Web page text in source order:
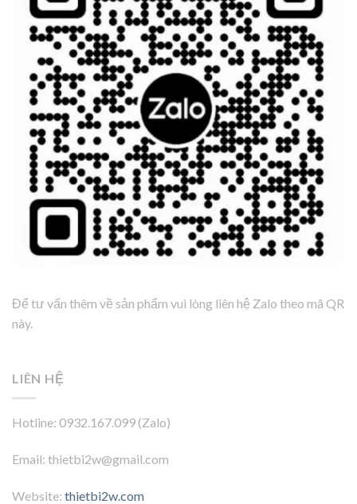
Để tư vấn thêm về sản phẩm vui lòng liên hệ Zalo theo mã QR
này.
LIÊN HỆ
Hotline: 0932.167.099 (Zalo)
Email: thietbi2w@gmail.com
Website: thietbi2w.com